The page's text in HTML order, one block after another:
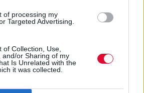
of processing my
Targeted Advertising.
of Collection, Use,
and/or Sharing of my
Is Unrelated with the
it was collected.
Next Article